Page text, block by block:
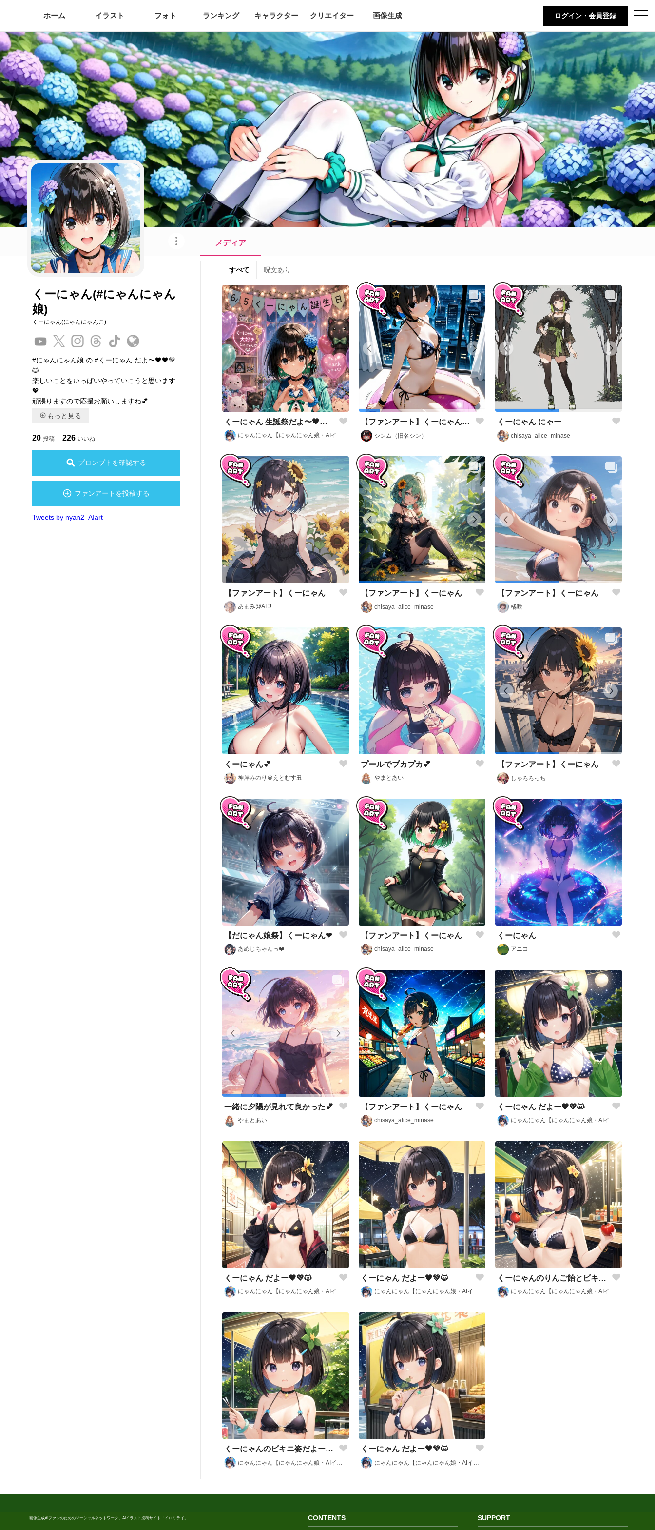
t
o
g
l
e
n
a
i
g
a
t
i
o
n
ホーム イラスト フォト ランキング キャラクター クリエイター 画像生成 ログイン・会員登録
このキャラクターを共有
くーにゃん(#にゃんにゃん
娘)
くーにゃん(にゃんにゃんこ)
#にゃんにゃん娘 の #くーにゃん だよ〜🖤🖤💚
🐱
楽しいことをいっぱいやっていこうと思います
💖
頑張りますので応援お願いしますね💕
もっと見る
20 投稿 226 いいね
プロンプトを確認する
ファンアートを投稿する
Tweets by nyan2_AIart
メディア
すべて 呪文あり
くーにゃん 生誕祭だよ〜🖤🖤💚🐱
にゃんにゃん【にゃんにゃん娘・AIイラスト部】
【ファンアート】くーにゃん(#だにゃん娘)のバランスボール【6枚】
シンム（旧名シン）
くーにゃん にゃー
chisaya_alice_minase
【ファンアート】くーにゃん
あまみ@AI🔰
【ファンアート】くーにゃん
chisaya_alice_minase
【ファンアート】くーにゃん
橘咲
くーにゃん💕
神岸みのり＠えとむす丑
プールでプカプカ💕
やまとあい
【ファンアート】くーにゃん
しゃろろっち
【だにゃん娘祭】くーにゃん❤
あめじちゃんっ❤️
【ファンアート】くーにゃん
chisaya_alice_minase
くーにゃん
アニコ
一緒に夕陽が見れて良かった💕
やまとあい
【ファンアート】くーにゃん
chisaya_alice_minase
くーにゃん だよー🖤💚🐱
にゃんにゃん【にゃんにゃん娘・AIイラスト部】
くーにゃん だよー🖤💚🐱
にゃんにゃん【にゃんにゃん娘・AIイラスト部】
くーにゃん だよー🖤💚🐱
にゃんにゃん【にゃんにゃん娘・AIイラスト部】
くーにゃんのりんご飴とビキニ姿だよー🖤💚🐱
にゃんにゃん【にゃんにゃん娘・AIイラスト部】
くーにゃんのビキニ姿だよー🖤💚🐱
にゃんにゃん【にゃんにゃん娘・AIイラスト部】
くーにゃん だよー🖤💚🐱
にゃんにゃん【にゃんにゃん娘・AIイラスト部】
画像生成AIファンのためのソーシャルネットワーク、AIイラスト投稿サイト「イロミライ」 SUPPORT
CONTENTS